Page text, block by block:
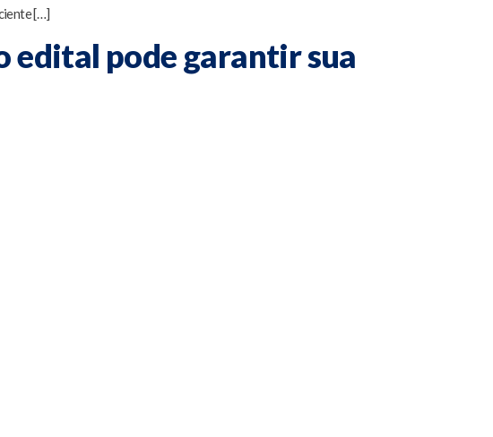
[…]
edital pode garantir sua